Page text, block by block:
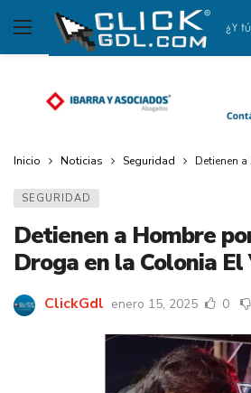
Inicio Noticias Seguridad Detienen
SEGURIDAD
Detienen a Hombre
Droga en la Colonia El
ClickGdl enero 15, 2025 0